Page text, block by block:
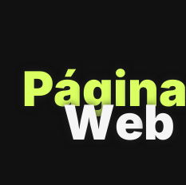
Página
Web